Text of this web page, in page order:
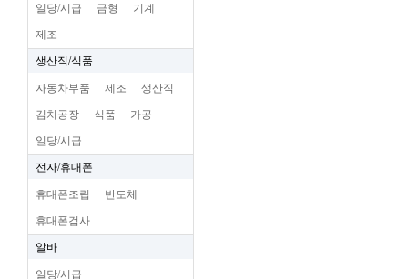
일당/시급 금형 기계
제조
생산직/식품
자동차부품 제조 생산직
김치공장 식품 가공
일당/시급
전자/휴대폰
휴대폰조립 반도체
휴대폰검사
알바
일당/시급